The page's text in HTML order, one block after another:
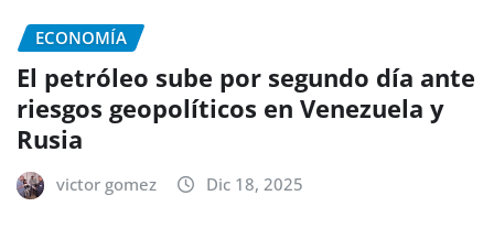
ECONOMÍA
El petróleo sube por segundo día ante
riesgos geopolíticos en Venezuela y
Rusia
victor gomez Dic 18, 2025